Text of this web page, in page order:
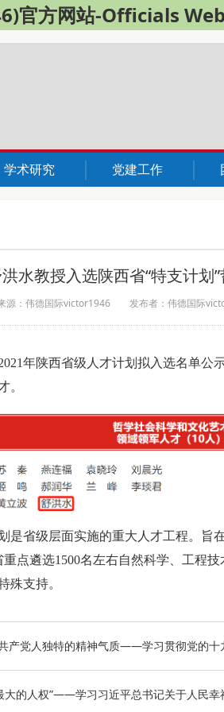
官方网站-Officials
学术研究 党建工作
水教授入选陕西省“特支计
源：伟德国际victor1946 发布者：伟德国际
年陕西省级人才计划拟入选名单公
。
是省级层面实施的重大人才工程。旨
点遴选1500名左右自然科学、工程
殊支持。
产党人独特的精神气质——学习贯彻党的十
大的人权”——学习习近平总书记关于人民幸